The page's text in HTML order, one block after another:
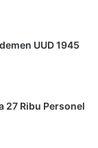
UUD 1945
27 Ribu Personel